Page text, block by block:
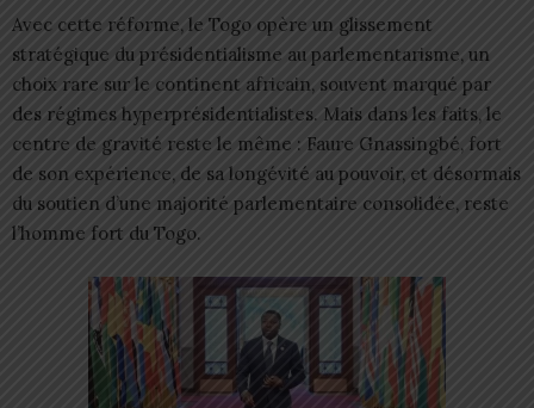
Avec cette réforme, le Togo opère un glissement
stratégique du présidentialisme au parlementarisme, un
choix rare sur le continent africain, souvent marqué par
des régimes hyperprésidentialistes. Mais dans les faits, le
centre de gravité reste le même : Faure Gnassingbé, fort
de son expérience, de sa longévité au pouvoir, et désormais
du soutien d’une majorité parlementaire consolidée, reste
l’homme fort du Togo.